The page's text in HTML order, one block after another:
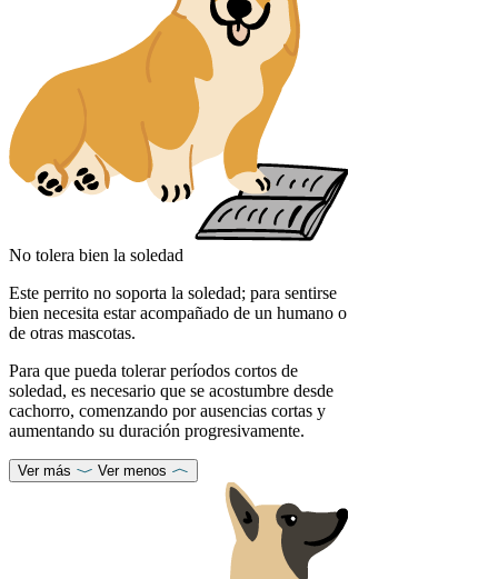
No tolera bien la soledad
Este perrito no soporta la soledad; para sentirse
bien necesita estar acompañado de un humano o
de otras mascotas.
Para que pueda tolerar períodos cortos de
soledad, es necesario que se acostumbre desde
cachorro, comenzando por ausencias cortas y
aumentando su duración progresivamente.
Ver más Ver menos